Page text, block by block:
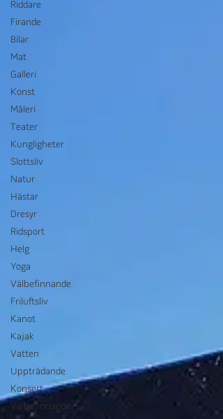
Riddare
Firande
Bilar
Mat
Galleri
Konst
Måleri
Teater
Kungligheter
Slottsliv
Natur
Hästar
Dresyr
Ridsport
Helg
Yoga
Välbefinnande
Friluftsliv
Kanot
Kajak
Vatten
Uppträdande
Konsert
Välbefinnande